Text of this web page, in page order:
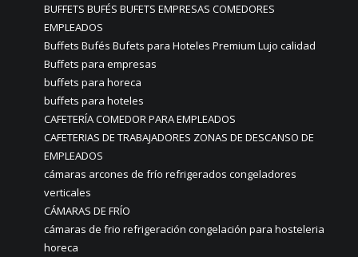
BUFFETS BUFÉS BUFETS EMPRESAS COMEDORES
EMPLEADOS
Buffets Bufés Bufets para Hoteles Premium Lujo calidad
Buffets para empresas
buffets para horeca
buffets para hoteles
CAFETERÍA COMEDOR PARA EMPLEADOS
CAFETERIAS DE TRABAJADORES ZONAS DE DESCANSO DE
EMPLEADOS
cámaras arcones de frío refrigerados congeladores
verticales
CÁMARAS DE FRÍO
cámaras de frio refrigeración congelación para hosteleria
horeca